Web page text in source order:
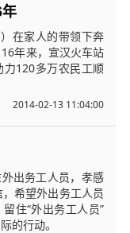
在家人的带领下奔
年来，宣汉火车站
力120多万农民工顺
2014-02-13 11:04:00
出务工人员，孝感
希望外出务工人员
住“外出务工人员”
的行动。